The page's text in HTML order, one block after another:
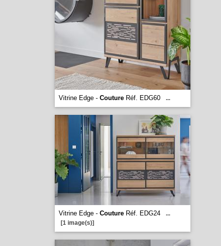
Vitrine Edge - CoutureRéf. EDG60 ...
Vitrine Edge - CoutureRéf. EDG24
...
[1 image(s)]